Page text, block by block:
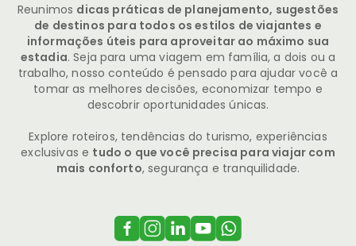
Reunimos dicas práticas de planejamento, sugestões
de destinos para todos os estilos de viajantes e
informações úteis para aproveitar ao máximo sua
estadia. Seja para uma viagem em família, a dois ou a
trabalho, nosso conteúdo é pensado para ajudar você a
tomar as melhores decisões, economizar tempo e
descobrir oportunidades únicas.
Explore roteiros, tendências do turismo, experiências
exclusivas e tudo o que você precisa para viajar com
mais conforto, segurança e tranquilidade.